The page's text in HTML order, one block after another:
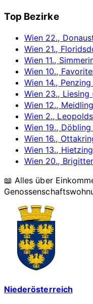
Top Bezirke
Wien 22.,
Wien 21.,
Wien 11.,
Wien 10.,
Wien 14.,
Wien 23., Liesing
Wien 12.,
Wien 2.,
Wien 19.,
Wien 16.,
Wien 13.,
Wien 20.,
📖 Alles über
Niederösterreich